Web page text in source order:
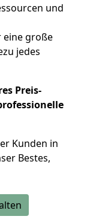
und
eine große
jedes
Preis-
Kunden in
Bestes,